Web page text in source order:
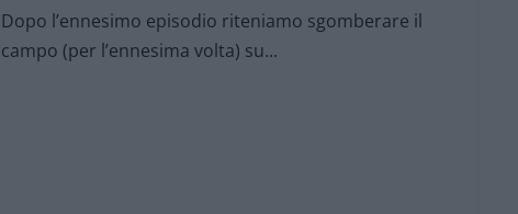
Dopo l’ennesimo episodio riteniamo sgomberare il
campo (per l’ennesima volta) su...